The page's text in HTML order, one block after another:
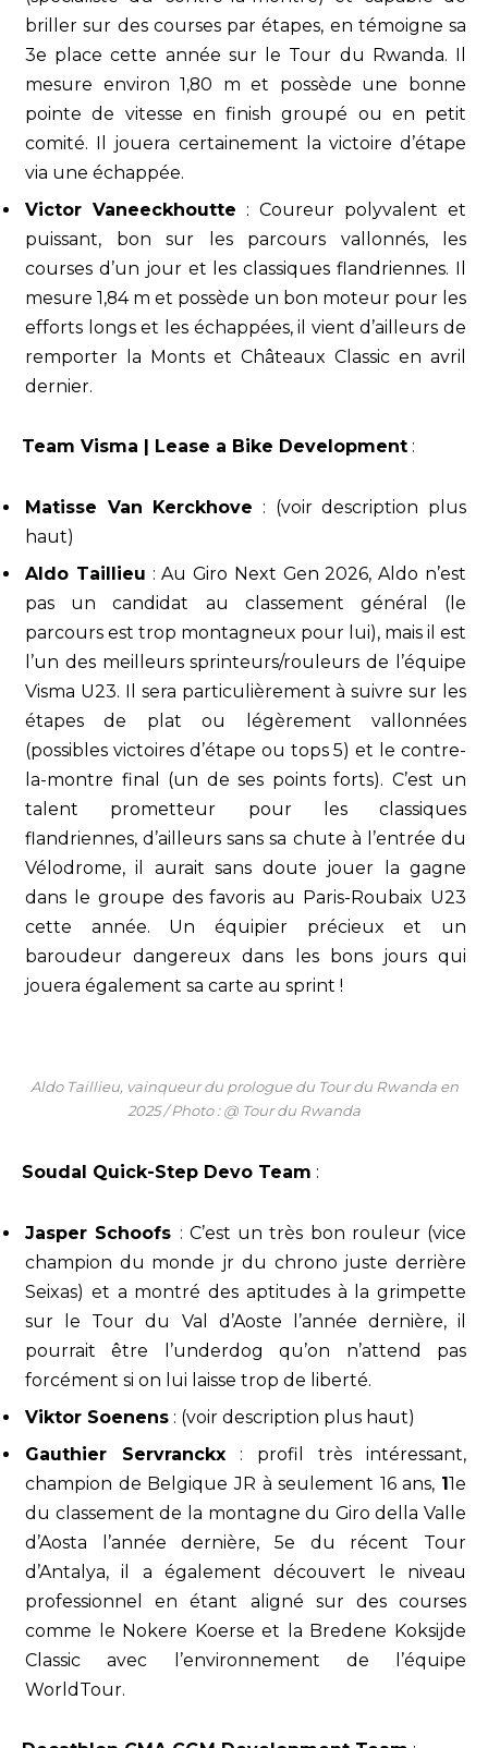
briller sur des courses par étapes, en témoigne sa
3e place cette année sur le Tour du Rwanda. Il
mesure environ 1,80 m et possède une bonne
pointe de vitesse en finish groupé ou en petit
comité. Il jouera certainement la victoire d’étape
via une échappée.
Victor Vaneeckhoutte : Coureur polyvalent et
puissant, bon sur les parcours vallonnés, les
courses d’un jour et les classiques flandriennes. Il
mesure 1,84 m et possède un bon moteur pour les
efforts longs et les échappées, il vient d’ailleurs de
remporter la Monts et Châteaux Classic en avril
dernier.
Team Visma | Lease a Bike Development :
Matisse Van Kerckhove : (voir description plus
haut)
Aldo Taillieu : Au Giro Next Gen 2026, Aldo n’est
pas un candidat au classement général (le
parcours est trop montagneux pour lui), mais il est
l’un des meilleurs sprinteurs/rouleurs de l’équipe
Visma U23. Il sera particulièrement à suivre sur les
étapes de plat ou légèrement vallonnées
(possibles victoires d’étape ou tops 5) et le contre-
la-montre final (un de ses points forts). C’est un
talent prometteur pour les classiques
flandriennes, d’ailleurs sans sa chute à l’entrée du
Vélodrome, il aurait sans doute jouer la gagne
dans le groupe des favoris au Paris-Roubaix U23
cette année. Un équipier précieux et un
baroudeur dangereux dans les bons jours qui
jouera également sa carte au sprint !
Aldo Taillieu, vainqueur du prologue du Tour du Rwanda en
2025 / Photo : @ Tour du Rwanda
Soudal Quick-Step Devo Team :
Jasper Schoofs : C’est un très bon rouleur (vice
champion du monde jr du chrono juste derrière
Seixas) et a montré des aptitudes à la grimpette
sur le Tour du Val d’Aoste l’année dernière, il
pourrait être l’underdog qu’on n’attend pas
forcément si on lui laisse trop de liberté.
Viktor Soenens : (voir description plus haut)
Gauthier Servranckx : profil très intéressant,
champion de Belgique JR à seulement 16 ans, 11e
du classement de la montagne du Giro della Valle
d’Aosta l’année dernière, 5e du récent Tour
d’Antalya, il a également découvert le niveau
professionnel en étant aligné sur des courses
comme le Nokere Koerse et la Bredene Koksijde
Classic avec l’environnement de l’équipe
WorldTour.